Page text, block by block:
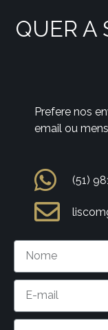
QUER A
Prefere nos
email ou
(51)